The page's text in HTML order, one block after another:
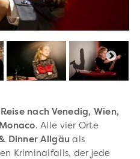
nach Venedig, Wien,
. Alle vier Orte
Dinner Allgäu als
Kriminalfalls, der jede